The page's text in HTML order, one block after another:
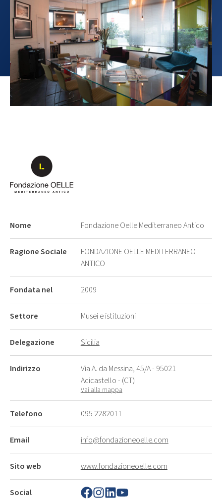
Nome Fondazione Oelle Mediterraneo Antico
Ragione Sociale
FONDAZIONE OELLE MEDITERRANEO
ANTICO
Fondata nel 2009
Settore Musei e istituzioni
Delegazione Sicilia
Indirizzo
Via A. da Messina, 45/A - 95021
Acicastello - (CT)
Vai alla mappa
Telefono 095 2282011
Email info@fondazioneoelle.com
Sito web www.fondazioneoelle.com
Social